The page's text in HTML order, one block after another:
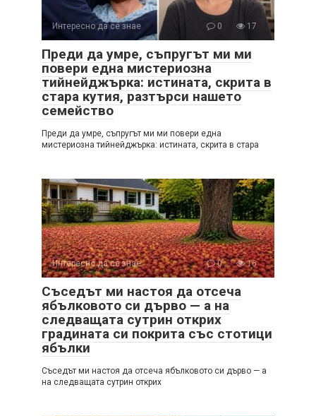
Интересно да се знае 0 17
Преди да умре, съпругът ми ми
повери една мистериозна
тийнейджърка: истината, скрита в
стара кутия, разтърси нашето
семейство
Преди да умре, съпругът ми ми повери една
мистериозна тийнейджърка: истината, скрита в стара
Интересно да се знае 0 16
Съседът ми настоя да отсеча
ябълковото си дърво — а на
следващата сутрин открих
градината си покрита със стотици
ябълки
Съседът ми настоя да отсеча ябълковото си дърво — а
на следващата сутрин открих